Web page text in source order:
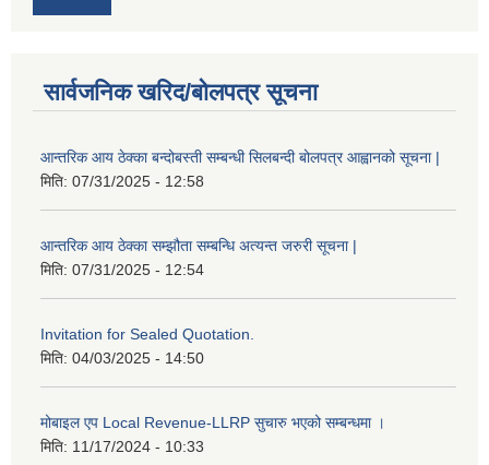
सार्वजनिक खरिद/बोलपत्र सूचना
आन्तरिक आय ठेक्का बन्दोबस्ती सम्बन्धी सिलबन्दी बोलपत्र आह्वानको सूचना |
मिति: 07/31/2025 - 12:58
आन्तरिक आय ठेक्का सम्झौता सम्बन्धि अत्यन्त जरुरी सूचना |
मिति: 07/31/2025 - 12:54
Invitation for Sealed Quotation.
मिति: 04/03/2025 - 14:50
मोबाइल एप Local Revenue-LLRP सुचारु भएको सम्बन्धमा ।
मिति: 11/17/2024 - 10:33